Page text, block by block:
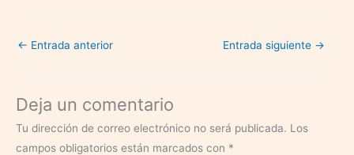
← Entrada anterior Entrada siguiente →
Deja un comentario
Tu dirección de correo electrónico no será publicada. Los
campos obligatorios están marcados con *